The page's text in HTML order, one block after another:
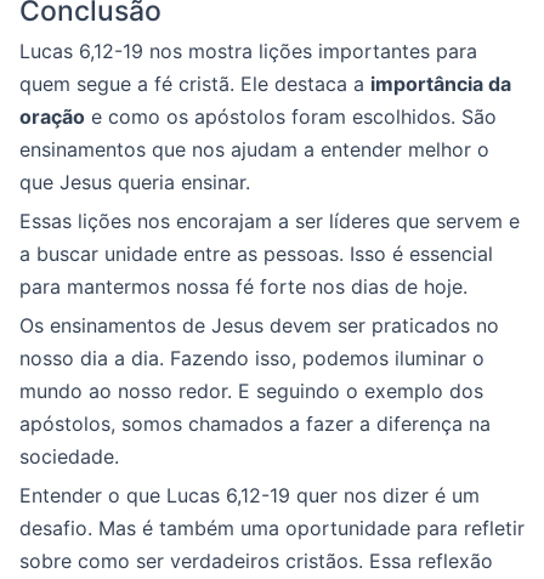
Conclusão
Lucas 6,12-19 nos mostra lições importantes para
quem segue a fé cristã. Ele destaca a importância da
oração e como os apóstolos foram escolhidos. São
ensinamentos que nos ajudam a entender melhor o
que Jesus queria ensinar.
Essas lições nos encorajam a ser líderes que servem e
a buscar unidade entre as pessoas. Isso é essencial
para mantermos nossa fé forte nos dias de hoje.
Os ensinamentos de Jesus devem ser praticados no
nosso dia a dia. Fazendo isso, podemos iluminar o
mundo ao nosso redor. E seguindo o exemplo dos
apóstolos, somos chamados a fazer a diferença na
sociedade.
Entender o que Lucas 6,12-19 quer nos dizer é um
desafio. Mas é também uma oportunidade para refletir
sobre como ser verdadeiros cristãos. Essa reflexão